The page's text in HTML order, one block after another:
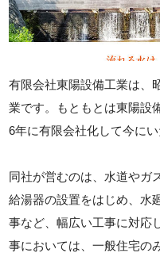
有限会社東陽設備工業は、
業です。もともとは東陽設
6年に有限会社化して今にい
同社が営むのは、水道やガ
給湯器の設置をはじめ、水
事など、幅広い工事に対応
事においては、一般住宅の